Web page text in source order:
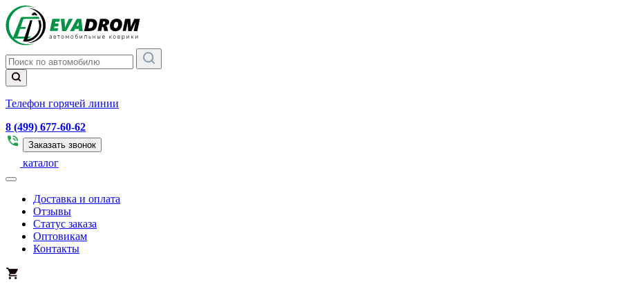
Телефон горячей линии
8 (499) 677-60-62
Заказать звонок
каталог
Доставка и оплата
Отзывы
Статус заказа
Оптовикам
Контакты